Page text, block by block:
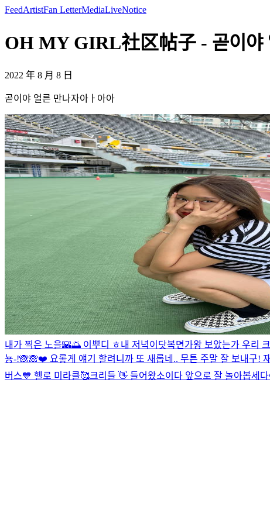
FeedArtistFan LetterMediaLiveNotice
OH MY GIRL社区帖子 - 곧이야
2022 年 8 月 8 日
곧이야 얼른 만나자아ㅏ아아
내가 찍은 노을🌇🌅 이뿌디 ㅎ내 저녁이닷복면가왕 보았는가 우리
뇽-!🙈🙈❤️ 요롷게 얘기 할려니까 또 새롭네.. 무튼 주말 잘 보내
버스💙 헬로 미라클🥰크리들 👋 들어왔소이다 앞으로 잘 놀아봅세